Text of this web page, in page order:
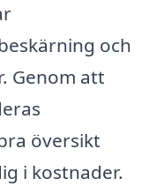
och
Genom att
översikt
i kostnader.